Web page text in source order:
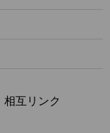
相互リンク